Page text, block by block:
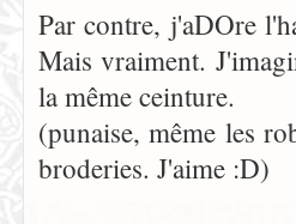
Par contre, j'aDOre
Mais vraiment.
la même ceinture.
(punaise, même les
broderies. J'aime :D)